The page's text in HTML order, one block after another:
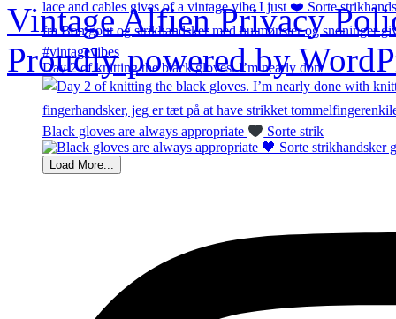
Day 2 of knitting the black gloves. I’m nearly don
Black gloves are always appropriate Sorte strik
Load More...
Vintage AlfienPrivacy
Proudly powered by